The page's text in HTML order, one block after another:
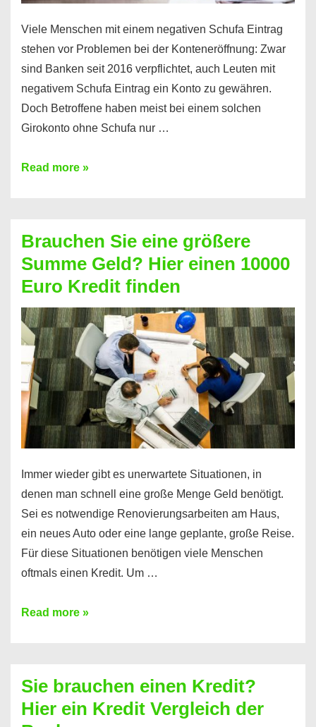
Viele Menschen mit einem negativen Schufa Eintrag
stehen vor Problemen bei der Konteneröffnung: Zwar
sind Banken seit 2016 verpflichtet, auch Leuten mit
negativem Schufa Eintrag ein Konto zu gewähren.
Doch Betroffene haben meist bei einem solchen
Girokonto ohne Schufa nur …
Günstiges
Geht
das
überhaupt?
Na
klar!
Read more »
Brauchen Sie eine größere
Summe Geld? Hier einen 10000
Euro Kredit finden
Immer wieder gibt es unerwartete Situationen, in
denen man schnell eine große Menge Geld benötigt.
Sei es notwendige Renovierungsarbeiten am Haus,
ein neues Auto oder eine lange geplante, große Reise.
Für diese Situationen benötigen viele Menschen
oftmals einen Kredit. Um …
Brauchen
Summe
Geld?
Read more »
Sie brauchen einen Kredit?
Hier ein Kredit Vergleich der